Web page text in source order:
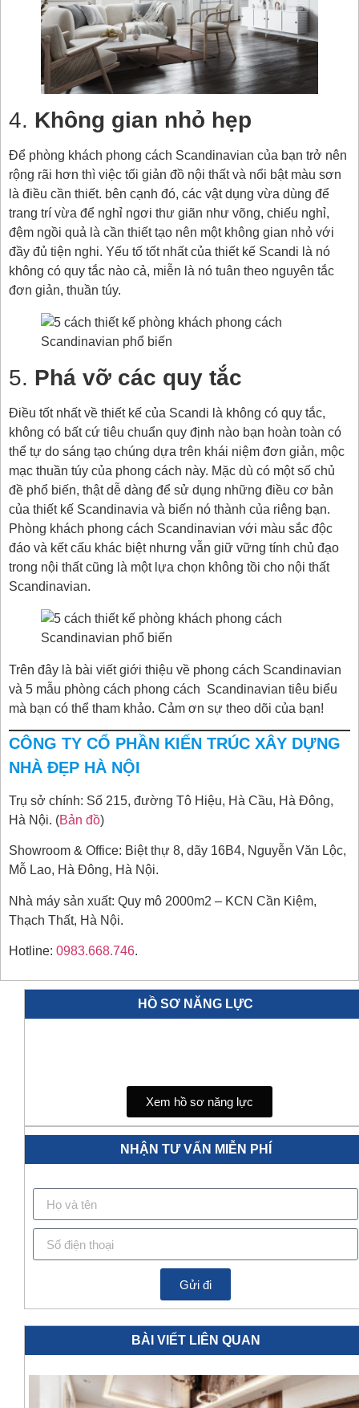
4. Không gian nhỏ hẹp
Để phòng khách phong cách Scandinavian của bạn trở nên
rộng rãi hơn thì việc tối giản đồ nội thất và nổi bật màu sơn
là điều cần thiết. bên cạnh đó, các vật dụng vừa dùng để
trang trí vừa để nghỉ ngơi thư giãn như võng, chiếu nghỉ,
đệm ngồi quả là cần thiết tạo nên một không gian nhỏ với
đầy đủ tiện nghi. Yếu tố tốt nhất của thiết kế Scandi là nó
không có quy tắc nào cả, miễn là nó tuân theo nguyên tắc
đơn giản, thuần túy.
5. Phá vỡ các quy tắc
Điều tốt nhất về thiết kế của Scandi là không có quy tắc,
không có bất cứ tiêu chuẩn quy định nào bạn hoàn toàn có
thể tự do sáng tạo chúng dựa trên khái niệm đơn giản, mộc
mạc thuần túy của phong cách này. Mặc dù có một số chủ
đề phổ biến, thật dễ dàng để sử dụng những điều cơ bản
của thiết kế Scandinavia và biến nó thành của riêng bạn.
Phòng khách phong cách Scandinavian với màu sắc độc
đáo và kết cấu khác biệt nhưng vẫn giữ vững tính chủ đạo
trong nội thất cũng là một lựa chọn không tồi cho nội thất
Scandinavian.
Trên đây là bài viết giới thiệu về phong cách Scandinavian
và 5 mẫu phòng cách phong cách Scandinavian tiêu biểu
mà bạn có thể tham khảo. Cảm ơn sự theo dõi của bạn!
CÔNG TY CỔ PHẦN KIẾN TRÚC XÂY DỰNG
NHÀ ĐẸP HÀ NỘI
Trụ sở chính: Số 215, đường Tô Hiệu, Hà Cầu, Hà Đông,
Hà Nội. (Bản đồ)
Showroom & Office: Biệt thự 8, dãy 16B4, Nguyễn Văn Lộc,
Mỗ Lao, Hà Đông, Hà Nội.
Nhà máy sản xuất: Quy mô 2000m2 – KCN Cần Kiệm,
Thạch Thất, Hà Nội.
Hotline: 0983.668.746.
HỒ SƠ NĂNG LỰC
Xem hồ sơ năng lực
NHẬN TƯ VẤN MIỄN PHÍ
Gửi đi
BÀI VIẾT LIÊN QUAN